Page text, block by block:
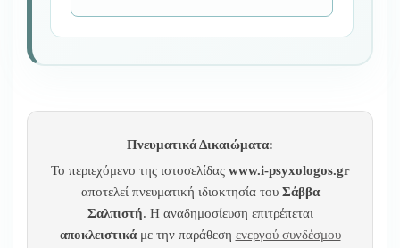
Πνευματικά Δικαιώματα:
Το περιεχόμενο της ιστοσελίδας www.i-psyxologos.gr
αποτελεί πνευματική ιδιοκτησία του Σάββα
Σαλπιστή. Η αναδημοσίευση επιτρέπεται
αποκλειστικάμε την παράθεση ενεργού συνδέσμου